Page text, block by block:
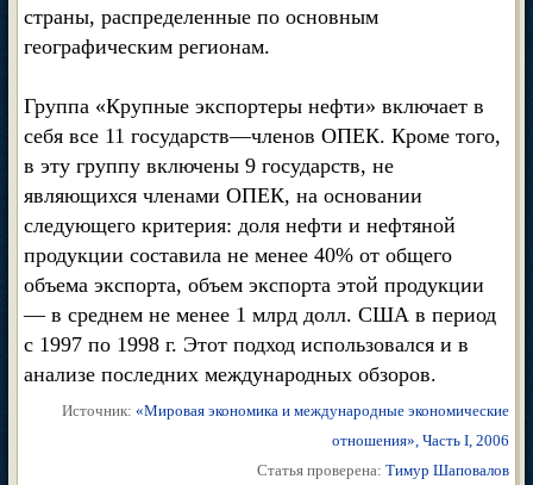
страны, распределенные по основным
географическим регионам.
Группа «Крупные экспортеры нефти» включает в
себя все 11 государств—членов ОПЕК. Кроме того,
в эту группу включены 9 государств, не
являющихся членами ОПЕК, на основании
следующего критерия: доля нефти и нефтяной
продукции составила не менее 40% от общего
объема экспорта, объем экспорта этой продукции
— в среднем не менее 1 млрд долл. США в период
с 1997 по 1998 г. Этот подход использовался и в
анализе последних международных обзоров.
Источник: «Мировая экономика и международные экономические
отношения», Часть I, 2006
Статья проверена: Тимур Шаповалов